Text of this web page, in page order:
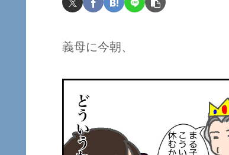
義母に今朝、